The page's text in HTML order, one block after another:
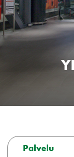
Palvelu